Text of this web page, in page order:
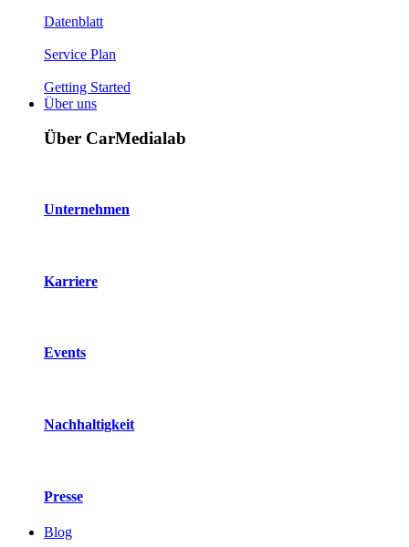
Datenblatt
Service Plan
Getting Started
Über uns
Über CarMedialab
Unternehmen
Karriere
Events
Nachhaltigkeit
Presse
Blog